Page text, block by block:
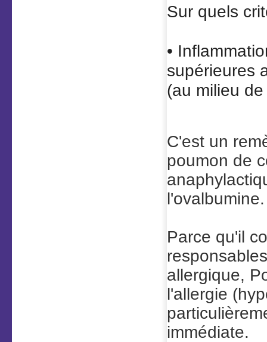
Sur quels
•
supérieures
(au milieu
C'est un
poumon de
l'ovalbumine.
Parce qu'il
allergique,
l'allergie
immédiate.